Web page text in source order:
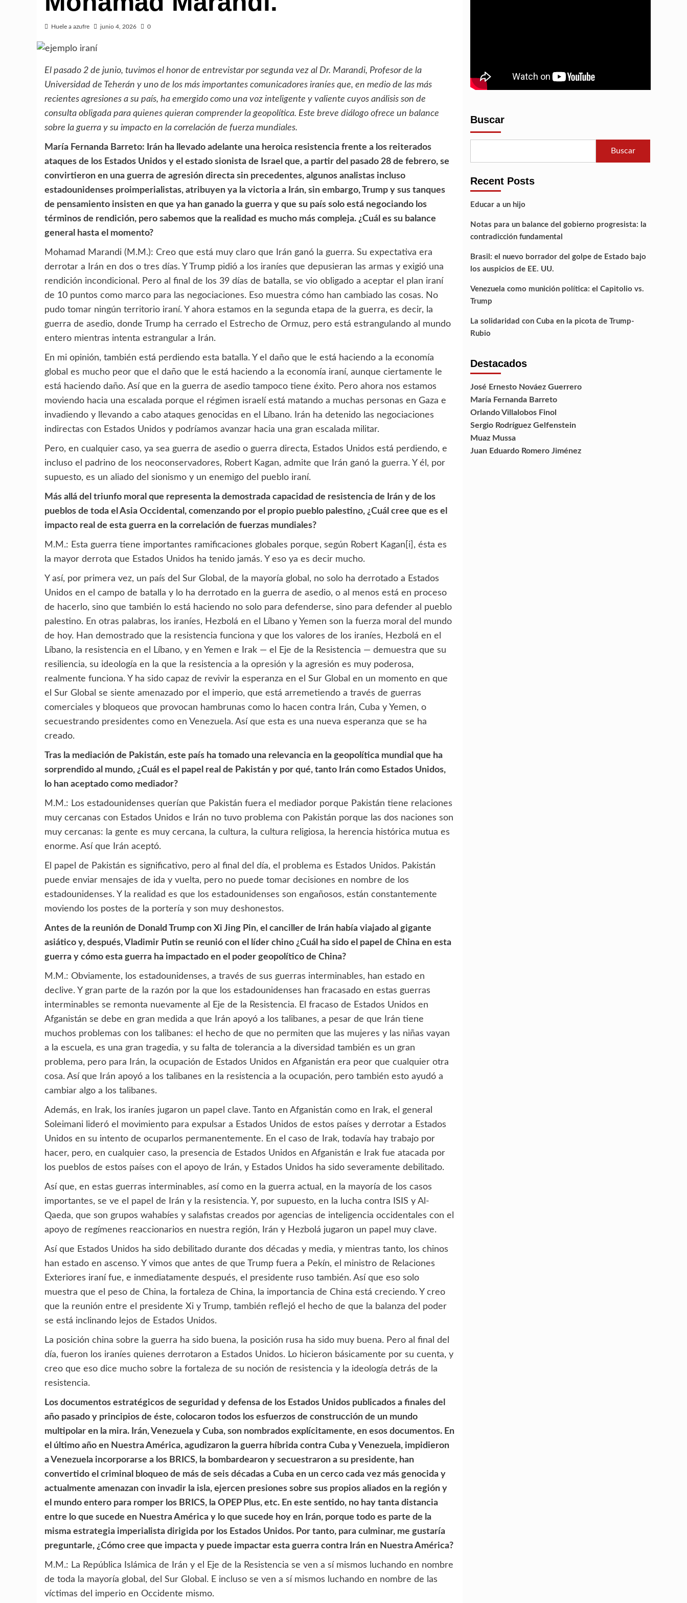
Huele a azufre junio 4, 2026 0
El pasado 2 de junio, tuvimos el honor de entrevistar por segunda vez al Dr. Marandi, Profesor de la
Universidad de Teherán y uno de los más importantes comunicadores iraníes que, en medio de las más
recientes agresiones a su país, ha emergido como una voz inteligente y valiente cuyos análisis son de
consulta obligada para quienes quieran comprender la geopolítica. Este breve diálogo ofrece un balance
sobre la guerra y su impacto en la correlación de fuerza mundiales.
María Fernanda Barreto: Irán ha llevado adelante una heroica resistencia frente a los reiterados
ataques de los Estados Unidos y el estado sionista de Israel que, a partir del pasado 28 de febrero, se
convirtieron en una guerra de agresión directa sin precedentes, algunos analistas incluso
estadounidenses proimperialistas, atribuyen ya la victoria a Irán, sin embargo, Trump y sus tanques
de pensamiento insisten en que ya han ganado la guerra y que su país solo está negociando los
términos de rendición, pero sabemos que la realidad es mucho más compleja. ¿Cuál es su balance
general hasta el momento?
Mohamad Marandi (M.M.): Creo que está muy claro que Irán ganó la guerra. Su expectativa era
derrotar a Irán en dos o tres días. Y Trump pidió a los iraníes que depusieran las armas y exigió una
rendición incondicional. Pero al final de los 39 días de batalla, se vio obligado a aceptar el plan iraní
de 10 puntos como marco para las negociaciones. Eso muestra cómo han cambiado las cosas. No
pudo tomar ningún territorio iraní. Y ahora estamos en la segunda etapa de la guerra, es decir, la
guerra de asedio, donde Trump ha cerrado el Estrecho de Ormuz, pero está estrangulando al mundo
entero mientras intenta estrangular a Irán.
En mi opinión, también está perdiendo esta batalla. Y el daño que le está haciendo a la economía
global es mucho peor que el daño que le está haciendo a la economía iraní, aunque ciertamente le
está haciendo daño. Así que en la guerra de asedio tampoco tiene éxito. Pero ahora nos estamos
moviendo hacia una escalada porque el régimen israelí está matando a muchas personas en Gaza e
invadiendo y llevando a cabo ataques genocidas en el Líbano. Irán ha detenido las negociaciones
indirectas con Estados Unidos y podríamos avanzar hacia una gran escalada militar.
Pero, en cualquier caso, ya sea guerra de asedio o guerra directa, Estados Unidos está perdiendo, e
incluso el padrino de los neoconservadores, Robert Kagan, admite que Irán ganó la guerra. Y él, por
supuesto, es un aliado del sionismo y un enemigo del pueblo iraní.
Más allá del triunfo moral que representa la demostrada capacidad de resistencia de Irán y de los
pueblos de toda el Asia Occidental, comenzando por el propio pueblo palestino, ¿Cuál cree que es el
impacto real de esta guerra en la correlación de fuerzas mundiales?
M.M.: Esta guerra tiene importantes ramificaciones globales porque, según Robert Kagan [i] , ésta es
la mayor derrota que Estados Unidos ha tenido jamás. Y eso ya es decir mucho.
Y así, por primera vez, un país del Sur Global, de la mayoría global, no solo ha derrotado a Estados
Unidos en el campo de batalla y lo ha derrotado en la guerra de asedio, o al menos está en proceso
de hacerlo, sino que también lo está haciendo no solo para defenderse, sino para defender al pueblo
palestino. En otras palabras, los iraníes, Hezbolá en el Líbano y Yemen son la fuerza moral del mundo
de hoy. Han demostrado que la resistencia funciona y que los valores de los iraníes, Hezbolá en el
Líbano, la resistencia en el Líbano, y en Yemen e Irak — el Eje de la Resistencia — demuestra que su
resiliencia, su ideología en la que la resistencia a la opresión y la agresión es muy poderosa,
realmente funciona. Y ha sido capaz de revivir la esperanza en el Sur Global en un momento en que
el Sur Global se siente amenazado por el imperio, que está arremetiendo a través de guerras
comerciales y bloqueos que provocan hambrunas como lo hacen contra Irán, Cuba y Yemen, o
secuestrando presidentes como en Venezuela. Así que esta es una nueva esperanza que se ha
creado.
Tras la mediación de Pakistán, este país ha tomado una relevancia en la geopolítica mundial que ha
sorprendido al mundo, ¿Cuál es el papel real de Pakistán y por qué, tanto Irán como Estados Unidos,
lo han aceptado como mediador?
M.M.: Los estadounidenses querían que Pakistán fuera el mediador porque Pakistán tiene relaciones
muy cercanas con Estados Unidos e Irán no tuvo problema con Pakistán porque las dos naciones son
muy cercanas: la gente es muy cercana, la cultura, la cultura religiosa, la herencia histórica mutua es
enorme. Así que Irán aceptó.
El papel de Pakistán es significativo, pero al final del día, el problema es Estados Unidos. Pakistán
puede enviar mensajes de ida y vuelta, pero no puede tomar decisiones en nombre de los
estadounidenses. Y la realidad es que los estadounidenses son engañosos, están constantemente
moviendo los postes de la portería y son muy deshonestos.
Antes de la reunión de Donald Trump con Xi Jing Pin, el canciller de Irán había viajado al gigante
asiático y, después, Vladimir Putin se reunió con el líder chino ¿Cuál ha sido el papel de China en esta
guerra y cómo esta guerra ha impactado en el poder geopolítico de China?
M.M.: Obviamente, los estadounidenses, a través de sus guerras interminables, han estado en
declive. Y gran parte de la razón por la que los estadounidenses han fracasado en estas guerras
interminables se remonta nuevamente al Eje de la Resistencia. El fracaso de Estados Unidos en
Afganistán se debe en gran medida a que Irán apoyó a los talibanes, a pesar de que Irán tiene
muchos problemas con los talibanes: el hecho de que no permiten que las mujeres y las niñas vayan
a la escuela, es una gran tragedia, y su falta de tolerancia a la diversidad también es un gran
problema, pero para Irán, la ocupación de Estados Unidos en Afganistán era peor que cualquier otra
cosa. Así que Irán apoyó a los talibanes en la resistencia a la ocupación, pero también esto ayudó a
cambiar algo a los talibanes.
Además, en Irak, los iraníes jugaron un papel clave. Tanto en Afganistán como en Irak, el general
Soleimani lideró el movimiento para expulsar a Estados Unidos de estos países y derrotar a Estados
Unidos en su intento de ocuparlos permanentemente. En el caso de Irak, todavía hay trabajo por
hacer, pero, en cualquier caso, la presencia de Estados Unidos en Afganistán e Irak fue atacada por
los pueblos de estos países con el apoyo de Irán, y Estados Unidos ha sido severamente debilitado.
Así que, en estas guerras interminables, así como en la guerra actual, en la mayoría de los casos
importantes, se ve el papel de Irán y la resistencia. Y, por supuesto, en la lucha contra ISIS y Al-
Qaeda, que son grupos wahabíes y salafistas creados por agencias de inteligencia occidentales con el
apoyo de regímenes reaccionarios en nuestra región, Irán y Hezbolá jugaron un papel muy clave.
Así que Estados Unidos ha sido debilitado durante dos décadas y media, y mientras tanto, los chinos
han estado en ascenso. Y vimos que antes de que Trump fuera a Pekín, el ministro de Relaciones
Exteriores iraní fue, e inmediatamente después, el presidente ruso también. Así que eso solo
muestra que el peso de China, la fortaleza de China, la importancia de China está creciendo. Y creo
que la reunión entre el presidente Xi y Trump, también reflejó el hecho de que la balanza del poder
se está inclinando lejos de Estados Unidos.
La posición china sobre la guerra ha sido buena, la posición rusa ha sido muy buena. Pero al final del
día, fueron los iraníes quienes derrotaron a Estados Unidos. Lo hicieron básicamente por su cuenta, y
creo que eso dice mucho sobre la fortaleza de su noción de resistencia y la ideología detrás de la
resistencia.
Los documentos estratégicos de seguridad y defensa de los Estados Unidos publicados a finales del
año pasado y principios de éste, colocaron todos los esfuerzos de construcción de un mundo
multipolar en la mira. Irán, Venezuela y Cuba, son nombrados explícitamente, en esos documentos. En
el último año en Nuestra América, agudizaron la guerra híbrida contra Cuba y Venezuela, impidieron
a Venezuela incorporarse a los BRICS, la bombardearon y secuestraron a su presidente, han
convertido el criminal bloqueo de más de seis décadas a Cuba en un cerco cada vez más genocida y
actualmente amenazan con invadir la isla, ejercen presiones sobre sus propios aliados en la región y
el mundo entero para romper los BRICS, la OPEP Plus, etc. En este sentido, no hay tanta distancia
entre lo que sucede en Nuestra América y lo que sucede hoy en Irán, porque todo es parte de la
misma estrategia imperialista dirigida por los Estados Unidos. Por tanto, para culminar, me gustaría
preguntarle, ¿Cómo cree que impacta y puede impactar esta guerra contra Irán en Nuestra América?
M.M.: La República Islámica de Irán y el Eje de la Resistencia se ven a sí mismos luchando en nombre
de toda la mayoría global, del Sur Global. E incluso se ven a sí mismos luchando en nombre de las
víctimas del imperio en Occidente mismo.
Buscar
Buscar
Recent Posts
Educar a un hijo
Notas para un balance del gobierno progresista: la
contradicción fundamental
Brasil: el nuevo borrador del golpe de Estado bajo
los auspicios de EE. UU.
Venezuela como munición política: el Capitolio vs.
Trump
La solidaridad con Cuba en la picota de Trump-
Rubio
Destacados
José Ernesto Nováez Guerrero
María Fernanda Barreto
Orlando Villalobos Finol
Sergio Rodríguez Gelfenstein
Muaz Mussa
Juan Eduardo Romero Jiménez